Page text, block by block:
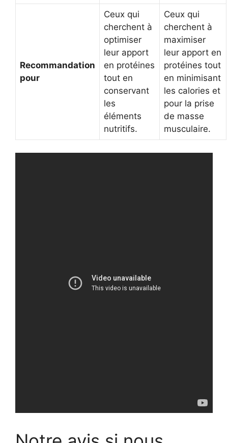
Recommandation
pour
Ceux qui
cherchent à
optimiser
leur apport
en protéines
tout en
conservant
les
éléments
nutritifs.
Ceux qui
cherchent à
maximiser
leur apport en
protéines tout
en minimisant
les calories et
pour la prise
de masse
musculaire.